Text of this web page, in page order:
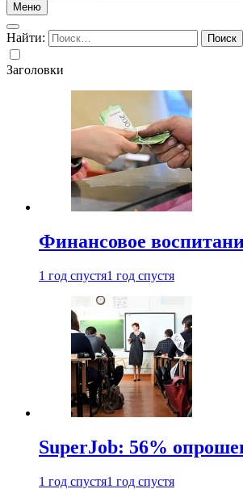
Меню
Найти:
Заголовки
Финансовое
1 год спустя1 год спустя
SuperJob: 56%
1 год спустя1 год спустя